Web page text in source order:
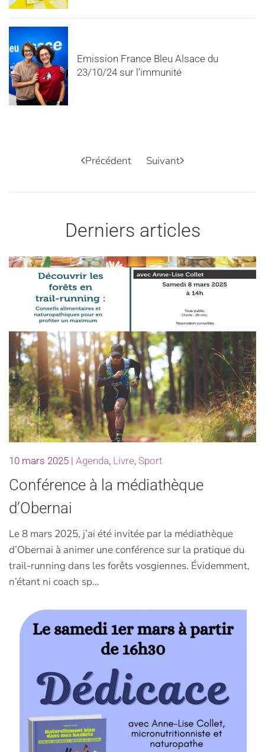
Emission France Bleu Alsace du
23/10/24 sur l’immunité
Précédent Suivant
Derniers articles
10 mars 2025 | Agenda, Livre, Sport
Conférence à la médiathèque
d’Obernai
Le 8 mars 2025, j’ai été invitée par la médiathèque
d’Obernai à animer une conférence sur la pratique du
trail-running dans les forêts vosgiennes. Évidemment,
n’étant ni coach sp…